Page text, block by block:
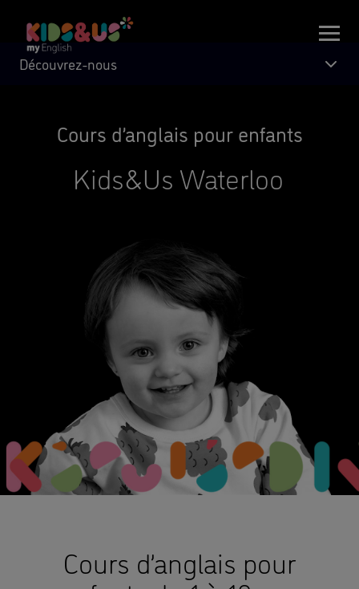
Cours d’anglais pour enfants
Kids&Us Waterloo
Découvrez-nous
Cours d’anglais pour